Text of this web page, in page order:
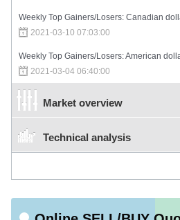
Weekly Top Gainers/Losers: Canadian
2021-03-10 07:03:00
Weekly Top Gainers/Losers: American
2021-03-04 06:40:00
Market overview
Technical analysis